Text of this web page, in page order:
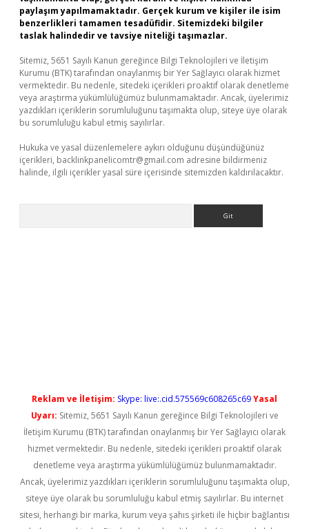
paylaşım yapılmamaktadır. Gerçek kurum ve kişiler ile isim
benzerlikleri tamamen tesadüfidir. Sitemizdeki bilgiler
taslak halindedir ve tavsiye niteliği taşımazlar.
Sitemiz, 5651 Sayılı Kanun gereğince Bilgi Teknolojileri ve İletişim
Kurumu (BTK) tarafından onaylanmış bir Yer Sağlayıcı olarak hizmet
vermektedir. Bu nedenle, sitedeki içerikleri proaktif olarak denetleme
veya araştırma yükümlülüğümüz bulunmamaktadır. Ancak, üyelerimiz
yazdıkları içeriklerin sorumluluğunu taşımakta olup, siteye üye olarak
bu sorumluluğu kabul etmiş sayılırlar.
Hukuka ve yasal düzenlemelere aykırı olduğunu düşündüğünüz
içerikleri, backlinkpanelicomtr@gmail.com adresine bildirmeniz
halinde, ilgili içerikler yasal süre içerisinde sitemizden kaldırılacaktır.
Reklam ve İletişim: Skype: live:.cid.575569c608265c69Yasal
Uyarı: Sitemiz, 5651 Sayılı Kanun gereğince Bilgi Teknolojileri ve
İletişim Kurumu (BTK) tarafından onaylanmış bir Yer Sağlayıcı olarak
hizmet vermektedir. Bu nedenle, sitedeki içerikleri proaktif olarak
denetleme veya araştırma yükümlülüğümüz bulunmamaktadır.
Ancak, üyelerimiz yazdıkları içeriklerin sorumluluğunu taşımakta olup,
siteye üye olarak bu sorumluluğu kabul etmiş sayılırlar. Bu internet
sitesi, herhangi bir marka, kurum veya şahıs şirketi ile hiçbir bağlantısı